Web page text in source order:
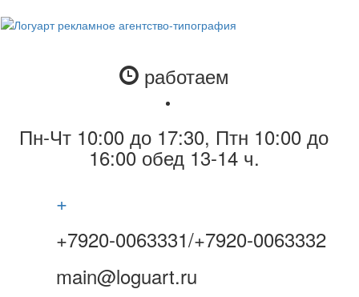
работаем
Пн-Чт 10:00 до 17:30, Птн 10:00 до
16:00 обед 13-14 ч.
+
+7920-0063331/+7920-0063332
main@loguart.ru